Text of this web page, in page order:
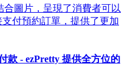
款 - ezPretty 提供全方位的